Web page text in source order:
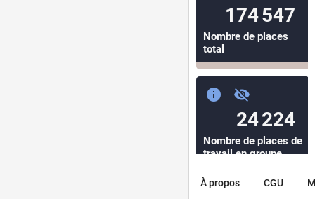
174 547
Nombre de places
total
info visibility_off
24 224
Nombre de places de
travail en groupe
À propos CGU